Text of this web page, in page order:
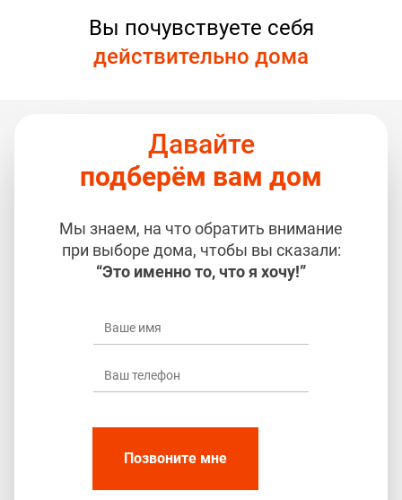
Вы почувствуете себя
действительно дома
Давайте
подберём вам дом
Мы знаем, на что обратить внимание
при выборе дома, чтобы вы сказали:
“Это именно то, что я хочу!”
Позвоните мне